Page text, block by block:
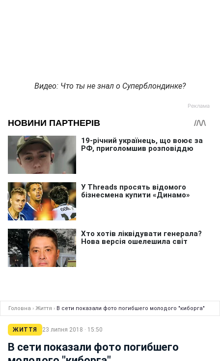
Видео: Что ты не знал о Суперблондинке?
Головна › Життя › В сети показали фото погибшего молодого "киборга"
ЖИТТЯ 23 липня 2018 · 15:50
В сети показали фото погибшего